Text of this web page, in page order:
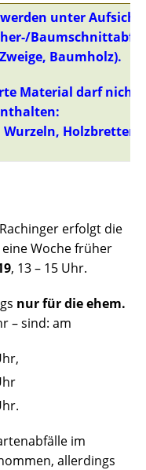
unter Aufsicht:
Baumholz).
Material darf nicht
Holzbretter.
erfolgt die
Woche früher
, 13 – 15 Uhr.
nur für die ehem.
– sind: am
im
allerdings